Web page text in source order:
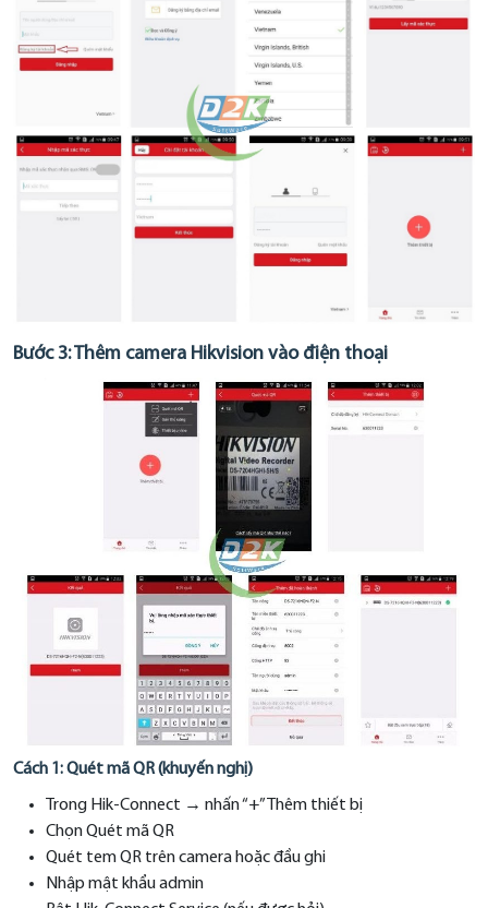
Bước 3: Thêm camera Hikvision vào điện thoại
Cách 1: Quét mã QR (khuyến nghị)
Trong Hik-Connect → nhấn “+” Thêm thiết bị
Chọn Quét mã QR
Quét tem QR trên camera hoặc đầu ghi
Nhập mật khẩu admin